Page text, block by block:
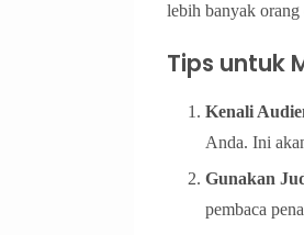
lebih banyak orang
Tips untuk
Kenali
Anda. Ini
Gunakan
pembaca